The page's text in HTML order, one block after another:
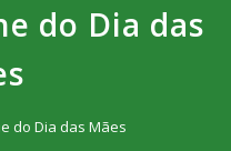
do Dia das
do Dia das Mães